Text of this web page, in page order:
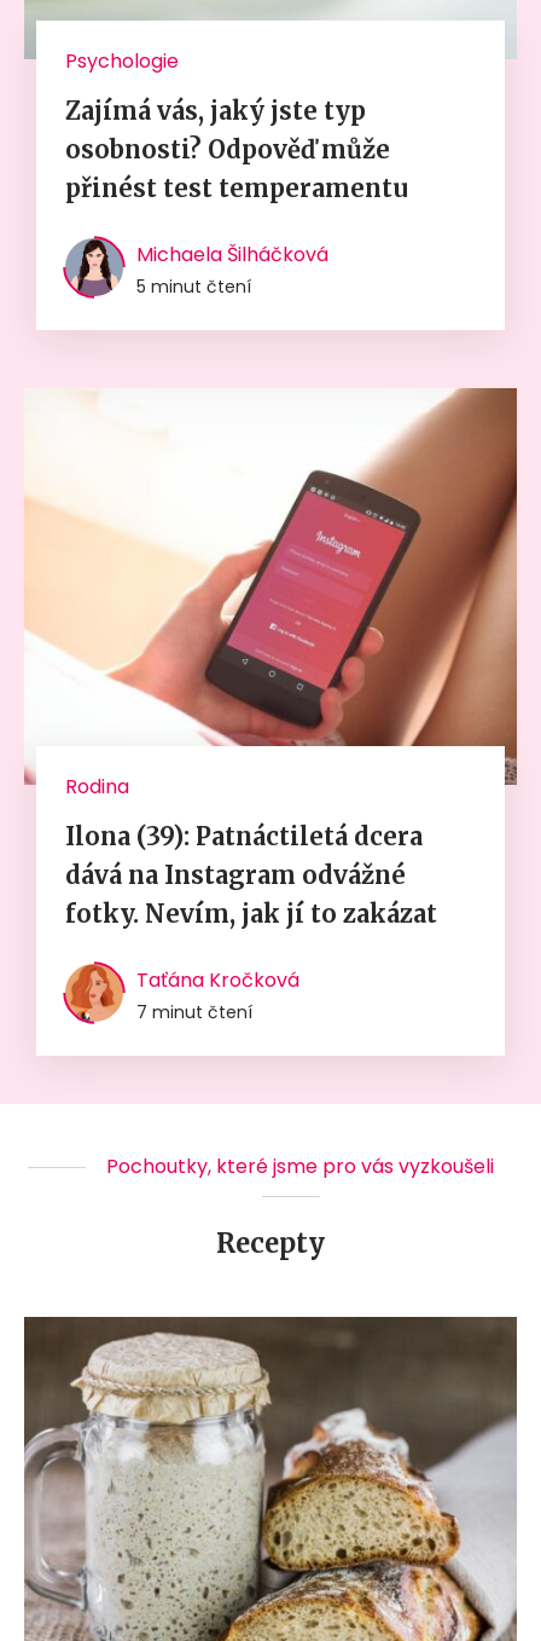
Psychologie
Zajímá vás, jaký jste typ
osobnosti? Odpověď může
přinést test temperamentu
Michaela Šilháčková
5 minut čtení
Rodina
Ilona (39): Patnáctiletá dcera
dává na Instagram odvážné
fotky. Nevím, jak jí to zakázat
Taťána Kročková
7 minut čtení
Pochoutky, které jsme pro vás vyzkoušeli
Recepty